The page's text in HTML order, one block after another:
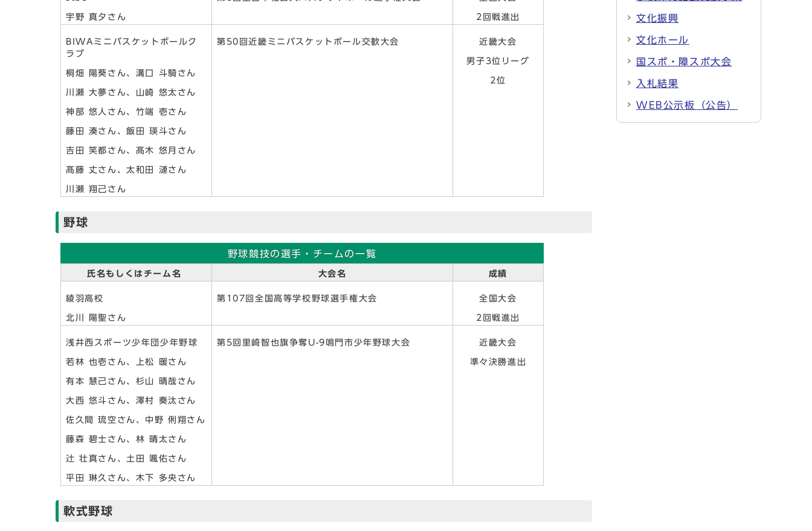
宇野 真夕さん 2回戦進出
BIWAミニバスケットボールク
ラブ
桐畑 陽葵さん、溝口 斗騎さん
川瀬 大夢さん、山崎 悠太さん
神部 悠人さん、竹端 壱さん
藤田 湊さん、飯田 瑛斗さん
吉田 笑都さん、髙木 悠月さん
髙藤 丈さん、太和田 漣さん
川瀬 翔己さん
第50回近畿ミニバスケットボール交歓大会 近畿大会
男子3位リーグ
2位
野球
野球競技の選手・チームの一覧
氏名もしくはチーム名 大会名 成績
綾羽高校
北川 陽聖さん
第107回全国高等学校野球選手権大会 全国大会
2回戦進出
浅井西スポーツ少年団少年野球
若林 也壱さん、上松 暖さん
有本 慧己さん、杉山 晴哉さん
大西 悠斗さん、澤村 奏汰さん
佐久間 琉空さん、中野 俐翔さん
藤森 碧士さん、林 晴太さん
辻 壮真さん、土田 颯佑さん
平田 琳久さん、木下 多央さん
第5回里崎智也旗争奪U-9鳴門市少年野球大会 近畿大会
準々決勝進出
軟式野球
文化振興
文化ホール
国スポ・障スポ大会
入札結果
WEB公示板（公告）